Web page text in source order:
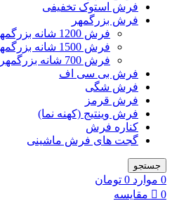
فرش استوک تخفیفی
فرش بزرگمهر
فرش 1200 شانه بزرگمهر
فرش 1500 شانه بزرگمهر
فرش 700 شانه بزرگمهر
فرش بی سی اف
فرش شگی
فرش قرمز
فرش وینتیج (کهنه نما)
کناره فرش
گجت های فرش ماشینی
جستجو
0 موارد 0 تومان
0
مقایسه